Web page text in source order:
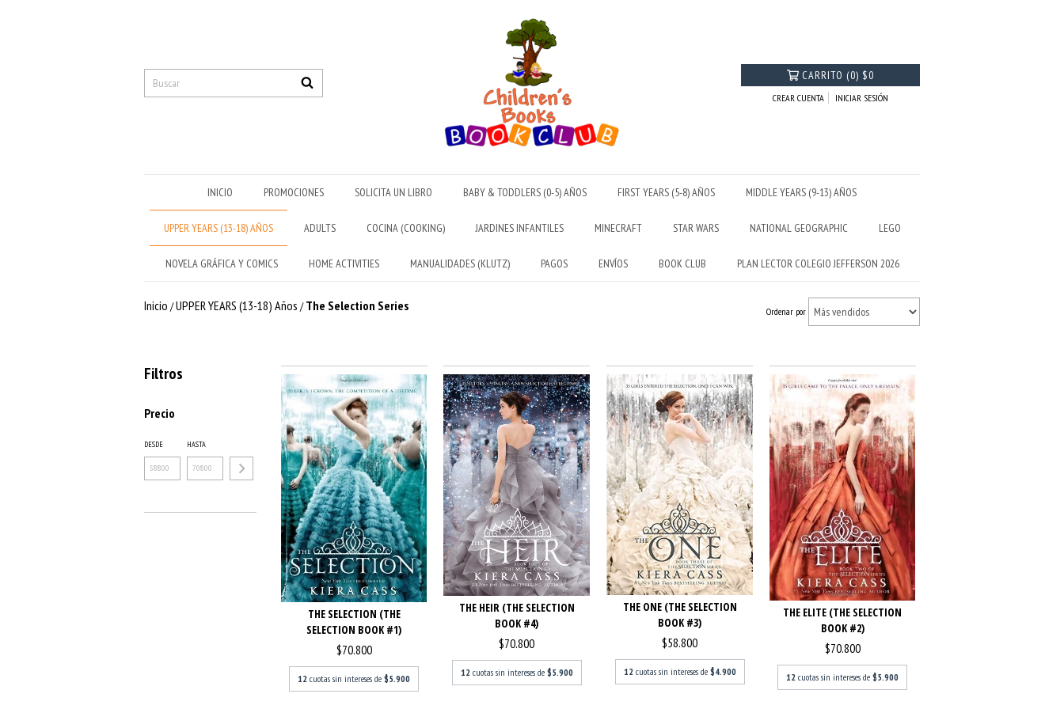
CARRITO (0) $0
CREAR CUENTA INICIAR SESIÓN
INICIO PROMOCIONES SOLICITA UN LIBRO BABY & TODDLERS (0-5) AÑOS FIRST YEARS (5-8) AÑOS MIDDLE YEARS (9-13) AÑOS
UPPER YEARS (13-18) AÑOS ADULTS COCINA (COOKING) JARDINES INFANTILES MINECRAFT STAR WARS NATIONAL GEOGRAPHIC LEGO
NOVELA GRÁFICA Y COMICS HOME ACTIVITIES MANUALIDADES (KLUTZ) PAGOS ENVÍOS BOOK CLUB PLAN LECTOR COLEGIO JEFFERSON 2026
Inicio /UPPER YEARS (13-18) Años / The Selection Series Ordenar por
Filtros
Precio
DESDE HASTA
THE SELECTION (THE
SELECTION BOOK #1)
$70.800
12 cuotas sin intereses de$5.900
THE HEIR (THE SELECTION
BOOK #4)
$70.800
12 cuotas sin intereses de $5.900
THE ONE (THE SELECTION
BOOK #3)
$58.800
12 cuotas sin intereses de $4.900
THE ELITE (THE SELECTION
BOOK #2)
$70.800
12 cuotas sin intereses de$5.900